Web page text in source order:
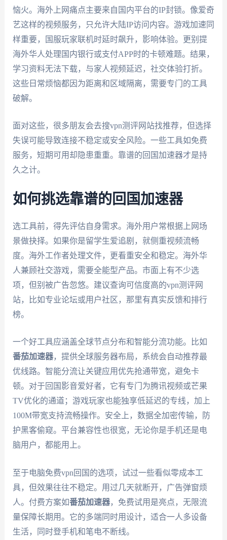
恼火。海外上网痛点主要来自国内平台的IP封锁。像爱奇
艺这样的视频服务，只允许大陆IP访问内容。游戏加速同
样重要，国服玩家联机时延时飙升，影响体验。更别提
海外华人处理国内银行或支付APP时的卡顿难题。结果，
学习资料无法下载，与家人视频延迟，社交体验打折。
这些日常烦恼都因为距离和区域隔离，需要专门的工具
破解。
面对这些，很多朋友会去搜vpn测评网站找推荐，但选择
失误可能导致连接不稳定或安全风险。一些工具如免费
服务，短期可用却隐患重重。靠谱的回国加速器才是持
久之计。
如何挑选靠谱的回国加速器
选工具前，得先评估自身需求。海外用户常根据上网场
景做抉择。如果你是留学生爱追剧，就侧重视频流畅
度。海外工作者处理文件，更看重安全和稳定。海外华
人兼顾社交游戏，需要全能型产品。市面上有不少选
项，但别被广告忽悠。建议查询可信度高的vpn测评网
站，比如专业论坛或用户社区，那里有真实反馈和排行
榜。
一个好工具应涵盖全球节点分布和智能分流功能。比如
番茄加速器，提供全球服务器布局，系统会自动推荐最
优线路。智能分流让关键应用优先抢通带宽，避免卡
顿。对于回国影音爱好者，它有专门为腾讯视频或芒果
TV优化的通道；游戏玩家也能独享低延迟的专线，加上
100M带宽支持流畅操作。安全上，数据全加密传输，防
护黑客偷窥。平台兼容性也很宽，无论你是手机还是电
脑用户，都能用上。
至于电脑免费vpn回国的选项，试过一些看似零成本工
具，但效果往往不稳定。用过几天就断开，广告弹窗烦
人。付费方案如番茄加速器，免费试用是亮点，无限流
量保障长期用。它的多端同时用设计，适合一人多设备
生活，同时登手机和笔电不断线。